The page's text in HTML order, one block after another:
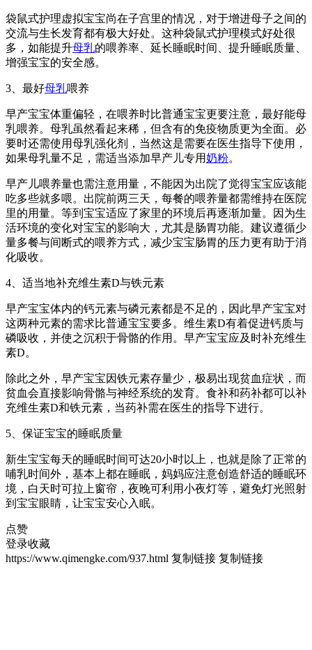
袋鼠式护理虚拟宝宝尚在子宫里的情况，对于增进母子之间的
交流与生长发育都有极大好处。这种袋鼠式护理模式好处很
多，如能提升母乳的喂养率、延长睡眠时间、提升睡眠质量、
增强宝宝的安全感。
3、最好母乳喂养
早产宝宝体重偏轻，在喂养时比普通宝宝更要注意，最好能母
乳喂养。母乳虽然看起来稀，但含有的免疫物质更为全面。必
要时还需使用母乳强化剂，当然这是需要在医生指导下使用，
如果母乳量不足，需适当添加早产儿专用奶粉。
早产儿喂养量也需注意用量，不能因为出院了觉得宝宝应该能
吃多些就多喂。出院前两三天，每餐的喂养量都需维持在医院
里的用量。等到宝宝适应了家里的环境后再逐渐加量。因为生
活环境的变化对宝宝的影响大，尤其是肠胃功能。建议遵循少
量多餐与间断式的喂养方式，减少宝宝肠胃的压力更有助于消
化吸收。
4、适当地补充维生素D与铁元素
早产宝宝体内的钙元素与磷元素都是不足的，因此早产宝宝对
这两种元素的需求比普通宝宝要多。维生素D有着促进钙质与
磷吸收，并使之沉积于骨骼的作用。早产宝宝应及时补充维生
素D。
除此之外，早产宝宝因铁元素存量少，极易出现贫血症状，而
贫血会直接影响骨骼与神经系统的发育。食补和药补都可以补
充维生素D和铁元素，当药补需在医生的指导下进行。
5、保证宝宝的睡眠质量
新生宝宝每天的睡眠时间可达20小时以上，也就是除了正常的
哺乳时间外，基本上都在睡眠，妈妈应注意创造舒适的睡眠环
境，白天时可拉上窗帘，夜晚可利用小夜灯等，避免灯光照射
到宝宝眼睛，让宝宝安心入眠。
点赞
登录收藏
https://www.qimengke.com/937.html 复制链接 复制链接